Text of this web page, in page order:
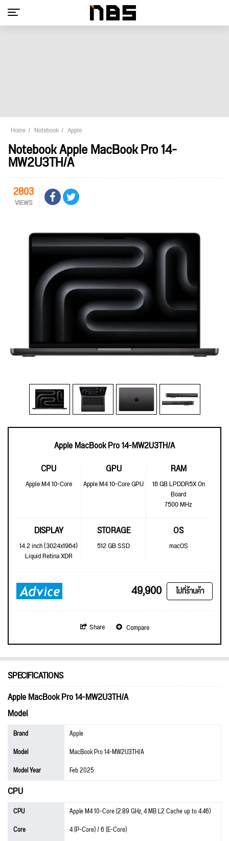
Home Notebook Apple
Notebook Apple MacBook Pro 14-
MW2U3TH/A
2803
VIEWS
Apple MacBook Pro 14-MW2U3TH/A
CPU
Apple M4 10-Core
GPU
Apple M4 10-Core GPU
RAM
16 GB LPDDR5X On
Board
7500 MHz
DISPLAY
14.2 inch (3024x1964)
Liquid Retina XDR
STORAGE
512 GB SSD
OS
macOS
49,900 ไปที่ร้านค้า
Share Compare
SPECIFICATIONS
Apple MacBook Pro 14-MW2U3TH/A
Model
Brand
Apple
Model
MacBook Pro 14-MW2U3TH/A
Model Year
Feb 2025
CPU
CPU
Apple M4 10-Core (2.89 GHz, 4 MB L2 Cache up to 4.46)
Core
4 (P-Core) / 6 (E-Core)